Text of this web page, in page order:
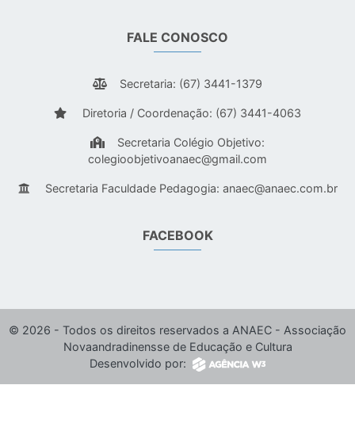
FALE CONOSCO
Secretaria: (67) 3441-1379
Diretoria / Coordenação: (67) 3441-4063
Secretaria Colégio Objetivo:
colegioobjetivoanaec@gmail.com
Secretaria Faculdade Pedagogia: anaec@anaec.com.br
FACEBOOK
© 2026 - Todos os direitos reservados a ANAEC - Associação
Novaandradinensse de Educação e Cultura
Desenvolvido por: